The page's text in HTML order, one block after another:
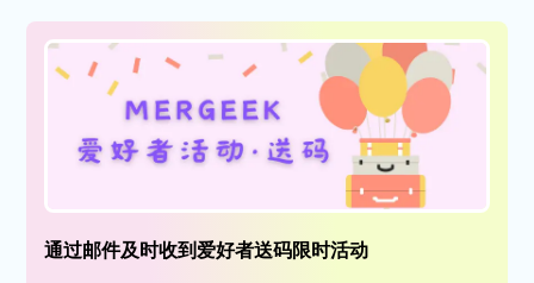
通过邮件及时收到爱好者送码限时活动